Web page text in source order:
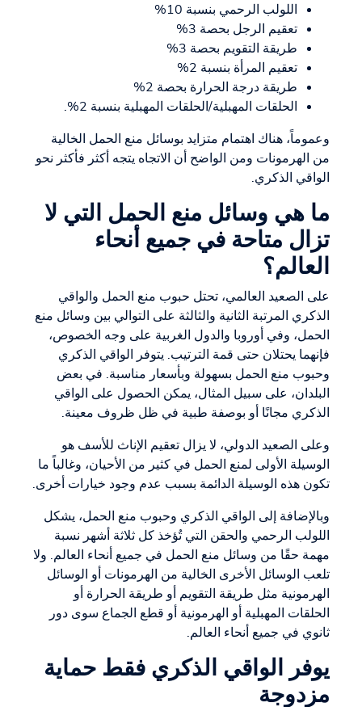
اللولب الرحمي بنسبة 10%
تعقيم الرجل بحصة 3%
طريقة التقويم بحصة 3%
تعقيم المرأة بنسبة 2%
طريقة درجة الحرارة بحصة 2%
الحلقات المهبلية/الحلقات المهبلية بنسبة 2%.
وعموماً، هناك اهتمام متزايد بوسائل منع الحمل الخالية
من الهرمونات ومن الواضح أن الاتجاه يتجه أكثر فأكثر نحو
الواقي الذكري.
ما هي وسائل منع الحمل التي لا
تزال متاحة في جميع أنحاء
العالم؟
على الصعيد العالمي، تحتل حبوب منع الحمل والواقي
الذكري المرتبة الثانية والثالثة على التوالي بين وسائل منع
الحمل، وفي أوروبا والدول الغربية على وجه الخصوص،
فإنهما يحتلان حتى قمة الترتيب. يتوفر الواقي الذكري
وحبوب منع الحمل بسهولة وبأسعار مناسبة. في بعض
البلدان، على سبيل المثال، يمكن الحصول على الواقي
الذكري مجانًا أو بوصفة طبية في ظل ظروف معينة.
وعلى الصعيد الدولي، لا يزال تعقيم الإناث للأسف هو
الوسيلة الأولى لمنع الحمل في كثير من الأحيان، وغالباً ما
تكون هذه الوسيلة الدائمة بسبب عدم وجود خيارات أخرى.
وبالإضافة إلى الواقي الذكري وحبوب منع الحمل، يشكل
اللولب الرحمي والحقن التي تُؤخذ كل ثلاثة أشهر نسبة
مهمة حقًا من وسائل منع الحمل في جميع أنحاء العالم. ولا
تلعب الوسائل الأخرى الخالية من الهرمونات أو الوسائل
الهرمونية مثل طريقة التقويم أو طريقة الحرارة أو
الحلقات المهبلية أو الهرمونية أو قطع الجماع سوى دور
ثانوي في جميع أنحاء العالم.
يوفر الواقي الذكري فقط حماية
مزدوجة